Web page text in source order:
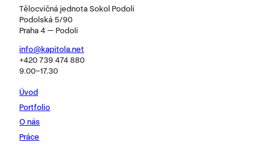
Tělocvičná jednota Sokol Podolí
Podolská 5/90
Praha 4 — Podolí
info@kapitola.net
+420 739 474 880
9.00–17.30
Úvod
Portfolio
O nás
Práce